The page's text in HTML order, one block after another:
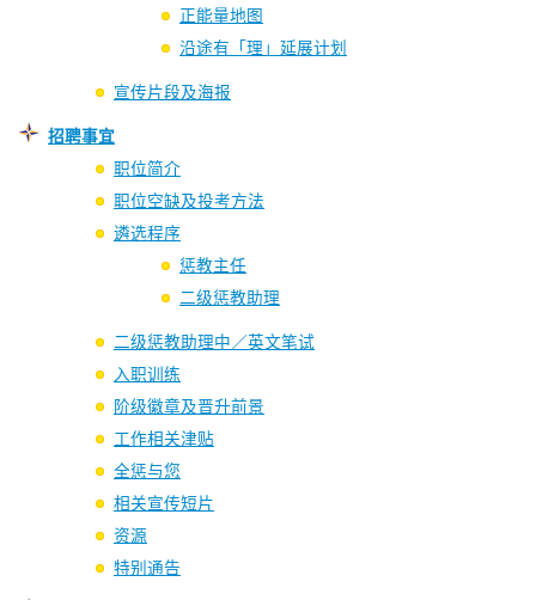
正能量地图
沿途有「理」延展计划
宣传片段及海报
招聘事宜
职位简介
职位空缺及投考方法
遴选程序
惩教主任
二级惩教助理
二级惩教助理中／英文笔试
入职训练
阶级徽章及晋升前景
工作相关津贴
全惩与您
相关宣传短片
资源
特别通告